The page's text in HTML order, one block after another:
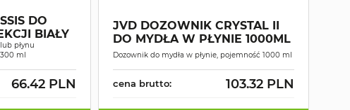
DO
BIAŁY
płynu
ml
66.42 PLN
JVD DOZOWNIK CRYSTAL II
DO MYDŁA W PŁYNIE 1000ML
Dozownik do mydła w płynie, pojemność 1000 ml
cena brutto: 103.32 PLN